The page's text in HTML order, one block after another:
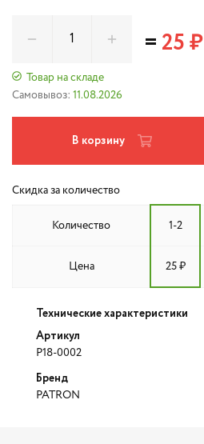
Товар на складе
Самовывоз: 11.08.2026
=25 ₽
В корзину
Скидка за количество
Количество 1-2
Цена 25 ₽
Технические характеристики
Артикул
P18-0002
Бренд
PATRON